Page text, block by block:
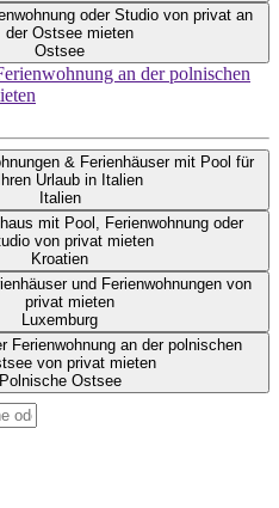
Ostsee
Italien
Kroatien
Luxemburg
Polnische Ostsee